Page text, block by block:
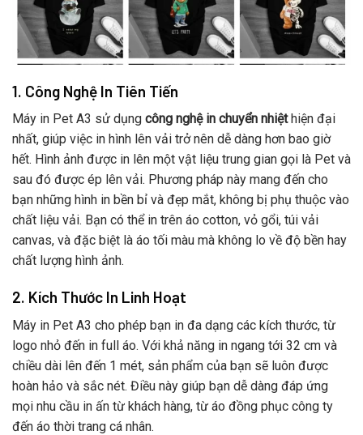
1. Công Nghệ In Tiên Tiến
Máy in Pet A3 sử dụng công nghệ in chuyển nhiệthiện đại
nhất, giúp việc in hình lên vải trở nên dễ dàng hơn bao giờ
hết. Hình ảnh được in lên một vật liệu trung gian gọi là Pet và
sau đó được ép lên vải. Phương pháp này mang đến cho
bạn những hình in bền bỉ và đẹp mắt, không bị phụ thuộc vào
chất liệu vải. Bạn có thể in trên áo cotton, vỏ gổi, túi vải
canvas, và đặc biệt là áo tối màu mà không lo về độ bền hay
chất lượng hình ảnh.
2. Kích Thước In Linh Hoạt
Máy in Pet A3 cho phép bạn in đa dạng các kích thước, từ
logo nhỏ đến in full áo. Với khả năng in ngang tới 32 cm và
chiều dài lên đến 1 mét, sản phẩm của bạn sẽ luôn được
hoàn hảo và sắc nét. Điều này giúp bạn dễ dàng đáp ứng
mọi nhu cầu in ấn từ khách hàng, từ áo đồng phục công ty
đến áo thời trang cá nhân.